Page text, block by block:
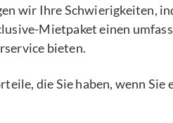
wir Ihre Schwierigkeiten,
Mietpaket einen
bieten.
die Sie haben, wenn Sie